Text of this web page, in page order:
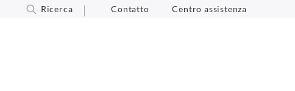
Ricerca Contatto Centro assistenza